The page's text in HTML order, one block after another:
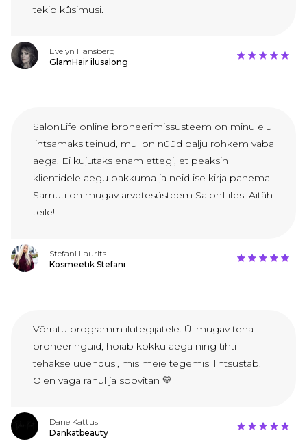
tekib kûsimusi.
Evelyn Hansberg
GlamHair ilusalong
SalonLife online broneerimissüsteem on minu elu
lihtsamaks teinud, mul on nüüd palju rohkem vaba
aega. Ei kujutaks enam ettegi, et peaksin
klientidele aegu pakkuma ja neid ise kirja panema.
Samuti on mugav arvetesüsteem SalonLifes. Aitäh
teile!
Stefani Laurits
Kosmeetik Stefani
Võrratu programm ilutegijatele. Ülimugav teha
broneeringuid, hoiab kokku aega ning tihti
tehakse uuendusi, mis meie tegemisi lihtsustab.
Olen väga rahul ja soovitan 💛
Dane Kattus
Dankatbeauty